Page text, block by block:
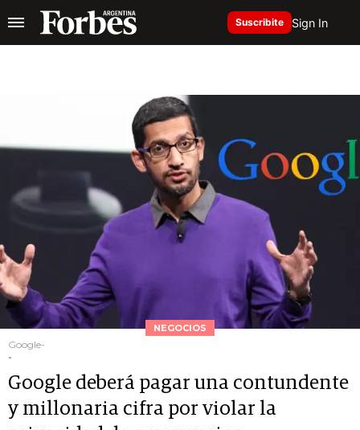
Suscribite Sign In
NEGOCIOS
Google-
-
Google deberá pagar una contundente
y millonaria cifra por violar la